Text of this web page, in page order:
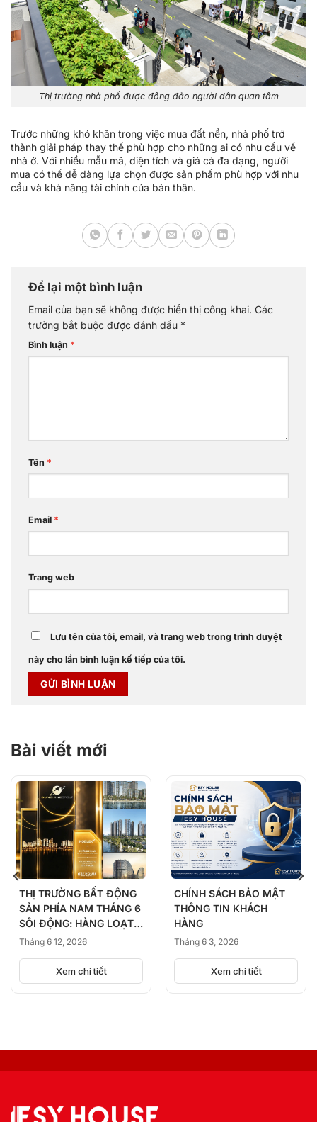
Thị trường nhà phố được đông đảo người dân quan tâm
Trước những khó khăn trong việc mua đất nền, nhà phố trở
thành giải pháp thay thế phù hợp cho những ai có nhu cầu về
nhà ở. Với nhiều mẫu mã, diện tích và giá cả đa dạng, người
mua có thể dễ dàng lựa chọn được sản phẩm phù hợp với nhu
cầu và khả năng tài chính của bản thân.
Để lại một bình luận
Email của bạn sẽ không được hiển thị công khai. Các
trường bắt buộc được đánh dấu *
Bình luận *
Tên *
Email *
Trang web
Lưu tên của tôi, email, và trang web trong trình duyệt
này cho lần bình luận kế tiếp của tôi.
Bài viết mới
THỊ TRƯỜNG BẤT ĐỘNG
SẢN PHÍA NAM THÁNG 6
SÔI ĐỘNG: HÀNG LOẠT
DỰ ÁN ĐỒNG LOẠT
NGUỒN CUNG
Tháng 6 12, 2026
Xem chi tiết
CHÍNH SÁCH BẢO MẬT
THÔNG TIN KHÁCH
HÀNG
Tháng 6 3, 2026
Xem chi tiết